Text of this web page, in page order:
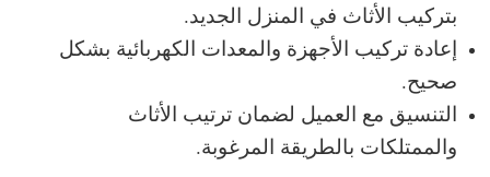
بتركيب الأثاث في المنزل الجديد.
إعادة تركيب الأجهزة والمعدات الكهربائية بشكل
صحيح.
التنسيق مع العميل لضمان ترتيب الأثاث
والممتلكات بالطريقة المرغوبة.